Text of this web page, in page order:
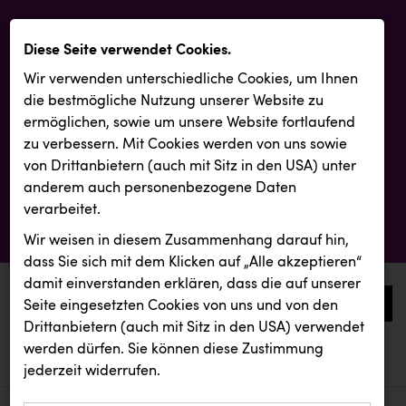
0
aktuelle aussendungen
aktuelle aussendungen
Diese Seite verwendet Cookies.
Wir verwenden unterschiedliche Cookies, um Ihnen
die best­mögliche Nutzung unserer Website zu
ermöglichen, sowie um unsere Website fortlaufend
zu verbessern. Mit Cookies werden von uns sowie
von Drittanbietern (auch mit Sitz in den USA) unter
anderem auch personenbezogene Daten
verarbeitet.
Wir weisen in diesem Zusammenhang darauf hin,
dass Sie sich mit dem Klicken auf „Alle akzeptieren“
damit ein­ver­standen erklären, dass die auf unserer
Seite eingesetzten Cookies von uns und von den
Drittanbietern (auch mit Sitz in den USA) verwendet
werden dürfen. Sie können diese Zustimmung
jederzeit widerrufen.